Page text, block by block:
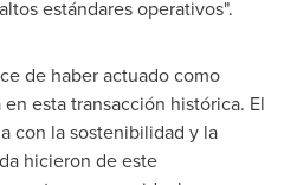
estándares operativos".
de haber actuado como
esta transacción histórica. El
con la sostenibilidad y la
hicieron de este